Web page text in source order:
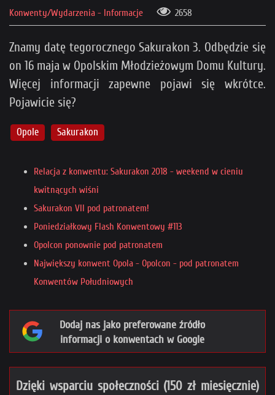
Konwenty/Wydarzenia - Informacje
2658
Znamy datę tegorocznego Sakurakon 3. Odbędzie się
on 16 maja w Opolskim Młodzieżowym Domu Kultury.
Więcej informacji zapewne pojawi się wkrótce.
Pojawicie się?
Opole Sakurakon
Relacja z konwentu: Sakurakon 2018 - weekend w cieniu
kwitnących wiśni
Sakurakon VII pod patronatem!
Poniedziałkowy Flash Konwentowy #113
Opolcon ponownie pod patronatem
Największy konwent Opola - Opolcon - pod patronatem
Konwentów Południowych
Dodaj nas jako preferowane źródło
informacji o konwentach w Google
Dzięki wsparciu społeczności (150 zł miesięcznie)